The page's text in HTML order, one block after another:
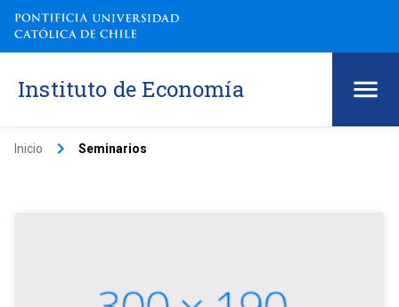
Instituto de Economía
Inicio keyboard_arrow_right Seminarios